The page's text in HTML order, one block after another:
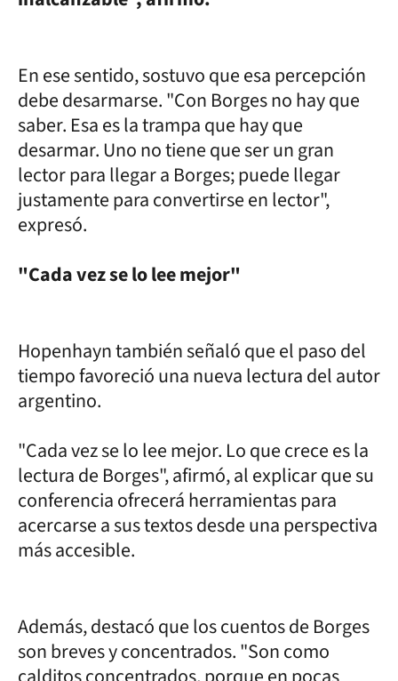
En ese sentido, sostuvo que esa percepción
debe desarmarse. "Con Borges no hay que
saber. Esa es la trampa que hay que
desarmar. Uno no tiene que ser un gran
lector para llegar a Borges; puede llegar
justamente para convertirse en lector",
expresó.
"Cada vez se lo lee mejor"
Hopenhayn también señaló que el paso del
tiempo favoreció una nueva lectura del autor
argentino.
"Cada vez se lo lee mejor. Lo que crece es la
lectura de Borges", afirmó, al explicar que su
conferencia ofrecerá herramientas para
acercarse a sus textos desde una perspectiva
más accesible.
Además, destacó que los cuentos de Borges
son breves y concentrados. "Son como